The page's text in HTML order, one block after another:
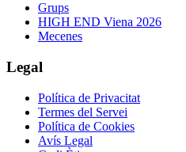
Grups
HIGH END Viena 2026
Mecenes
Legal
Política de Privacitat
Termes del Servei
Política de Cookies
Avís Legal